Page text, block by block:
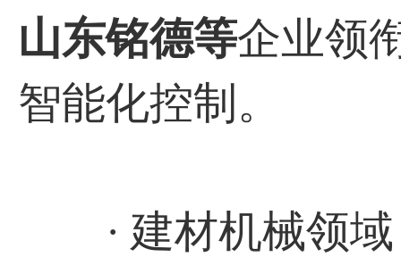
山东铭德等企业领
智能化控制。
· 建材机械领域